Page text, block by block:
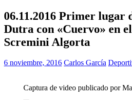
06.11.2016 Primer lugar
Dutra con «Cuervo» en
Scremini Algorta
6 noviembre, 2016 Carlos García
Captura de video publicado por